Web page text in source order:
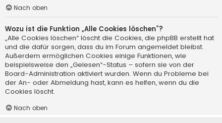
Nach oben
Wozu ist die Funktion „Alle Cookies löschen“?
„Alle Cookies löschen“ löscht die Cookies, die phpBB erstellt hat
und die dafür sorgen, dass du im Forum angemeldet bleibst.
Außerdem ermöglichen Cookies einige Funktionen, wie
beispielsweise den „Gelesen“-Status – sofern sie von der
Board-Administration aktiviert wurden. Wenn du Probleme bei
der An- oder Abmeldung hast, kann es helfen, wenn du die
Cookies löscht.
Nach oben